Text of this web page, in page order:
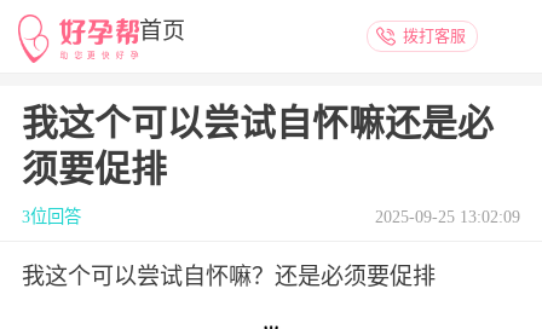
拨打客服
首页
备孕百科
试管攻略
助孕回答
我这个可以尝试自怀嘛还是必
须要促排
3位回答 2025-09-25 13:02:09
我这个可以尝试自怀嘛？还是必须要促排